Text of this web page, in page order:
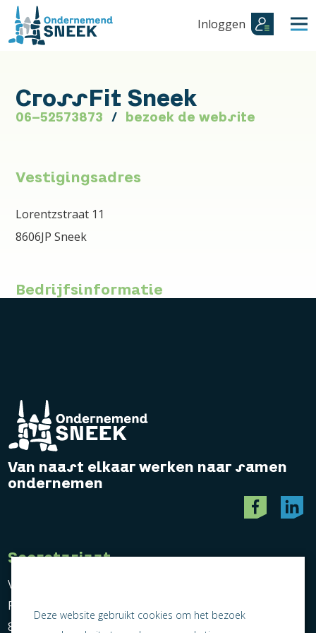
Inloggen
CrossFit Sneek
06-52573873 bezoek de website
Vestigingsadres
Lorentzstraat 11
8606JP Sneek
Bedrijfsinformatie
Van naast elkaar werken naar samen
ondernemen
Secretariaat
Vereniging Ondernemend Sneek
Postbus 464
8600 AL Sneek
Deze website gebruikt cookies om het bezoek